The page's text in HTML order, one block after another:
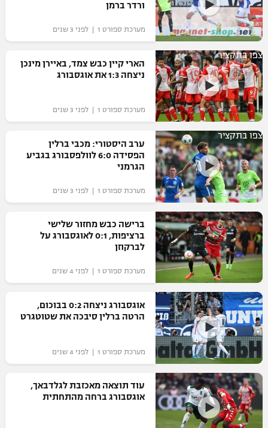
המגזין
ורדר ברמן
מערכת ספורט 1 | לפני 3 שנים
צפו בתקציר
הארי קיין כבש צמד, באיירן מינכן
ניצחה 1:3 את אוגסבורג
מערכת ספורט 1 | לפני 3 שנים
צפו בתקציר
ערב היסטורי: מכבי ברלין
הפסידה 6:0 לוולפסבורג בגביע
הגרמני
מערכת ספורט 1 | לפני 3 שנים
ברישה כבש מחזור שלישי
ברציפות, 0:1 לאוגסבורג על
לברקוזן
מערכת ספורט 1 | לפני 4 שנים
אוגסבורג ניצחה 0:2 בבוכום,
הרטה ברלין סיבכה את שטוטגרט
מערכת ספורט 1 | לפני 4 שנים
עוד תוצאה מאכזבת לגלדבאך,
אוגסבורג ברחה מהתחתית